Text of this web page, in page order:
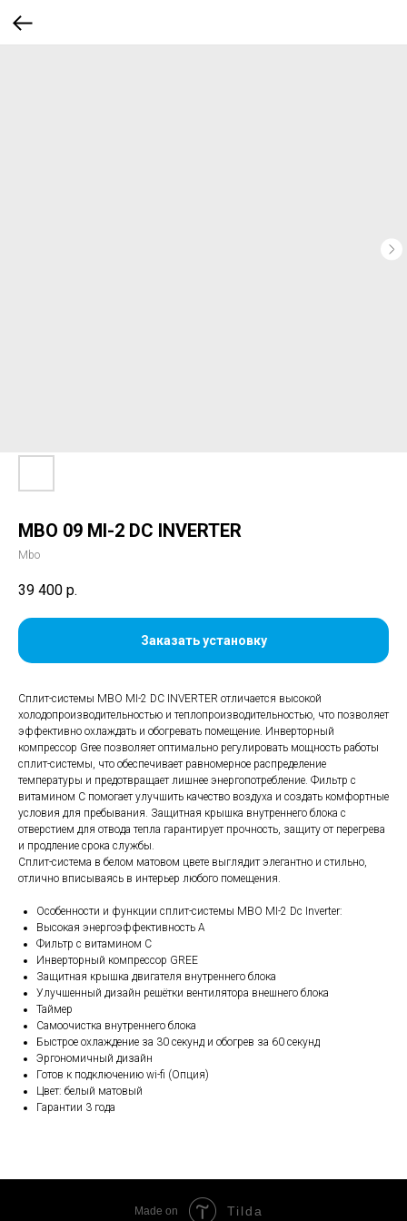
MBO 09 MI-2 DC INVERTER
Mbo
39 400 р.
Заказать установку
Сплит-системы MBO MI-2 DC INVERTER отличается высокой
холодопроизводительностью и теплопроизводительностью, что позволяет
эффективно охлаждать и обогревать помещение. Инверторный
компрессор Gree позволяет оптимально регулировать мощность работы
сплит-системы, что обеспечивает равномерное распределение
температуры и предотвращает лишнее энергопотребление. Фильтр с
витамином С помогает улучшить качество воздуха и создать комфортные
условия для пребывания. Защитная крышка внутреннего блока с
отверстием для отвода тепла гарантирует прочность, защиту от перегрева
и продление срока службы.
Сплит-система в белом матовом цвете выглядит элегантно и стильно,
отлично вписываясь в интерьер любого помещения.
Особенности и функции сплит-системы MBO MI-2 Dc Inverter:
Высокая энергоэффективность А
Фильтр с витамином С
Инверторный компрессор GREE
Защитная крышка двигателя внутреннего блока
Улучшенный дизайн решётки вентилятора внешнего блока
Таймер
Самоочистка внутреннего блока
Быстрое охлаждение за 30 секунд и обогрев за 60 секунд
Эргономичный дизайн
Готов к подключению wi-fi (Опция)
Цвет: белый матовый
Гарантии 3 года
Made on Tilda